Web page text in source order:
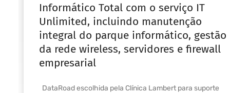
Informático Total com o serviço IT
Unlimited, incluindo manutenção
integral do parque informático, gestão
da rede wireless, servidores e firewall
empresarial
DataRoad escolhida pela Clínica Lambert para suporte